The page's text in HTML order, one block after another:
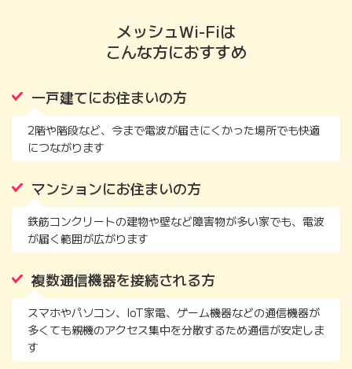
メッシュWi-Fiは
こんな方におすすめ
一戸建てにお住まいの方
2階や階段など、今まで電波が届きにくかった場所でも快適
につながります
マンションにお住まいの方
鉄筋コンクリートの建物や壁など障害物が多い家でも、電波
が届く範囲が広がります
複数通信機器を接続される方
スマホやパソコン、IoT家電、ゲーム機器などの通信機器が
多くても親機のアクセス集中を分散するため通信が安定しま
す